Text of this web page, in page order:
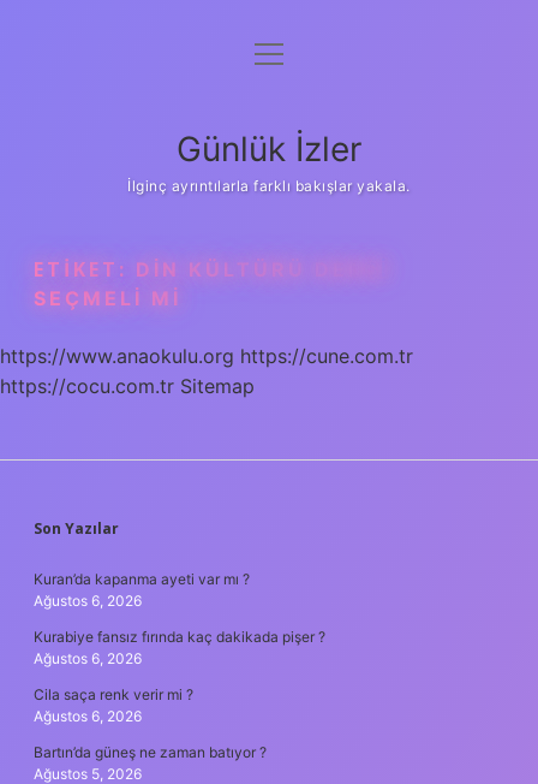
Anasayfa
Yasal Uyarı
menüyü
Günlük İzler
İlginç ayrıntılarla farklı bakışlar yakala.
ETIKET: DIN KÜLTÜRÜ DERSI
SEÇMELI MI
https://www.anaokulu.org https://cune.com.tr
https://cocu.com.tr Sitemap
SIDEBAR
Son Yazılar
Kuran’da kapanma ayeti var mı ?
Ağustos 6, 2026
Kurabiye fansız fırında kaç dakikada pişer ?
Ağustos 6, 2026
Cila saça renk verir mi ?
Ağustos 6, 2026
Bartın’da güneş ne zaman batıyor ?
Ağustos 5, 2026